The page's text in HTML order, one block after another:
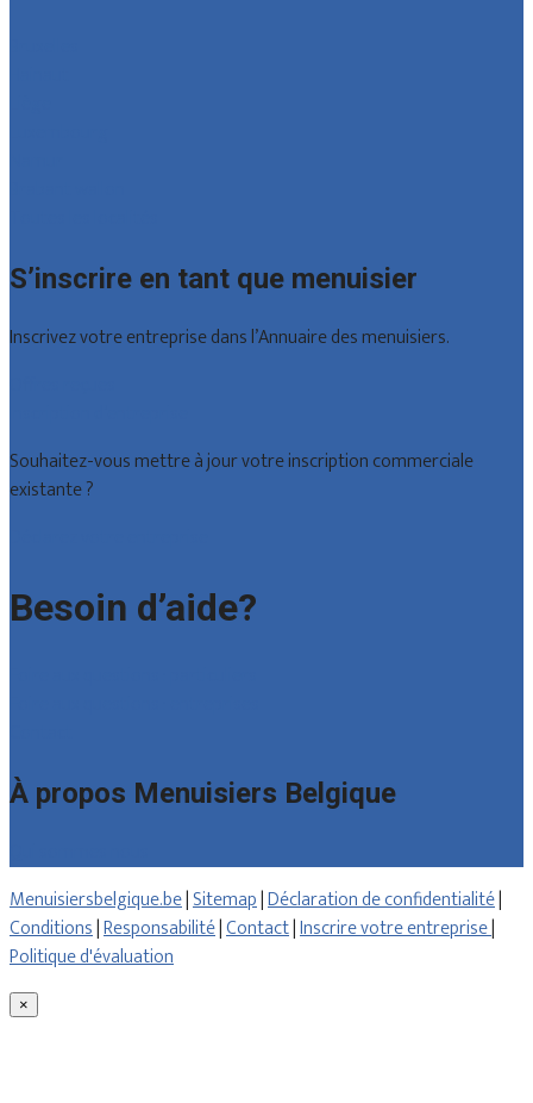
S’inscrire en tant que menuisier
Inscrivez votre entreprise dans l’Annuaire des menuisiers.
Souhaitez-vous mettre à jour votre inscription commerciale
existante ?
Besoin d’aide?
À propos Menuisiers Belgique
Menuisiersbelgique.be|Sitemap|Déclaration de confidentialité|
Conditions|Responsabilité|Contact|Inscrire votre entreprise|
Politique d'évaluation
×